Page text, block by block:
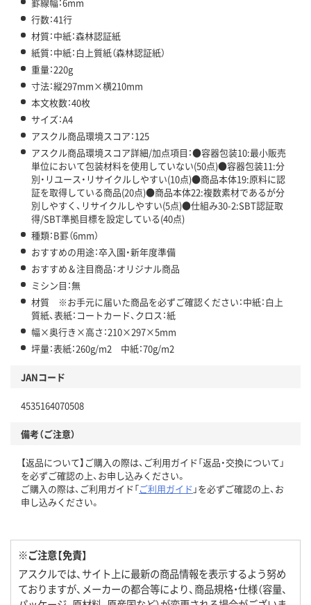
行数：41行
材質：中紙：森林認証紙
紙質：中紙：白上質紙（森林認証紙）
重量：220g
寸法：縦297mm×横210mm
本文枚数：40枚
サイズ：A4
アスクル商品環境スコア：125
アスクル商品環境スコア詳細/加点項目：●容器包装10:最小販売
単位において包装材料を使用していない(50点)●容器包装11:分
別・リユース・リサイクルしやすい(10点)●商品本体19:原料に認
証を取得している商品(20点)●商品本体22:複数素材であるが分
別しやすく、リサイクルしやすい(5点)●仕組み30-2:SBT認証取
得/SBT準拠目標を設定している(40点)
種類：B罫（6mm）
おすすめの用途：卒入園・新年度準備
おすすめ＆注目商品：オリジナル商品
ミシン目：無
材質 ※お手元に届いた商品を必ずご確認ください：中紙：白上
質紙、表紙：コートカード、クロス：紙
幅×奥行き×高さ：210×297×5mm
坪量：表紙：260g/m2 中紙：70g/m2
JANコード
4535164070508
備考（ご注意）
【返品について】ご購入の際は、ご利用ガイド「返品・交換について」
を必ずご確認の上、お申し込みください。
ご購入の際は、ご利用ガイド「ご利用ガイド 」を必ずご確認の上、お
申し込みください。
※ご注意【免責】
アスクルでは、サイト上に最新の商品情報を表示するよう努め
ておりますが、メーカーの都合等により、商品規格・仕様（容量、